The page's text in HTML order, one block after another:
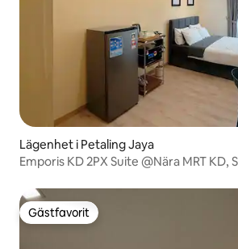
Lägenhet i Petaling Jaya
Emporis KD 2PX Suite @Nära MRT KD,
Gästfavorit
Gästfavorit